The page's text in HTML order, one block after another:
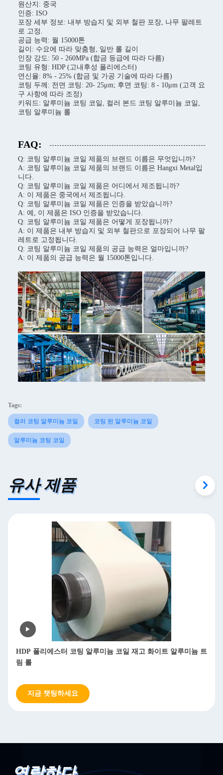
원산지: 중국
인증: ISO
포장 세부 정보: 내부 방습지 및 외부 철판 포장, 나무 팔레트
로 고정.
공급 능력: 월 15000톤
길이: 수요에 따라 맞춤형, 일반 롤 길이
인장 강도: 50 - 260MPa (합금 등급에 따라 다름)
코팅 유형: HDP (고내후성 폴리에스터)
연신율: 8% - 25% (합금 및 가공 기술에 따라 다름)
코팅 두께: 전면 코팅: 20- 25μm; 후면 코팅: 8 - 10μm (고객 요
구 사항에 따라 조정)
키워드: 알루미늄 코팅 코일, 컬러 본드 코팅 알루미늄 코일,
코팅 알루미늄 롤
FAQ:
Q: 코팅 알루미늄 코일 제품의 브랜드 이름은 무엇입니까?
A: 코팅 알루미늄 코일 제품의 브랜드 이름은 Hangxi Metal입
니다.
Q: 코팅 알루미늄 코일 제품은 어디에서 제조됩니까?
A: 이 제품은 중국에서 제조됩니다.
Q: 코팅 알루미늄 코일 제품은 인증을 받았습니까?
A: 예, 이 제품은 ISO 인증을 받았습니다.
Q: 코팅 알루미늄 코일 제품은 어떻게 포장됩니까?
A: 이 제품은 내부 방습지 및 외부 철판으로 포장되어 나무 팔
레트로 고정됩니다.
Q: 코팅 알루미늄 코일 제품의 공급 능력은 얼마입니까?
A: 이 제품의 공급 능력은 월 15000톤입니다.
Tags:
컬러 코팅 알루미늄 코일 코팅 된 알루미늄 코일
알루미늄 코팅 코일
유사 제품
HDP 폴리에스터 코팅 알루미늄 코일 재고 화이트 알루미늄 트
림 롤
지금 챗팅하세요